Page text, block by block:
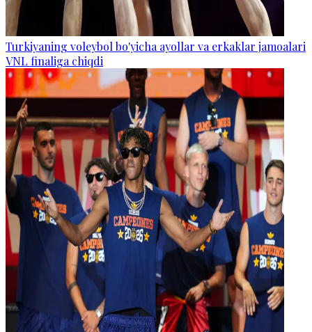
Turkiyaning voleybol bo'yicha ayollar va erkaklar jamoalari
VNL finaliga chiqdi